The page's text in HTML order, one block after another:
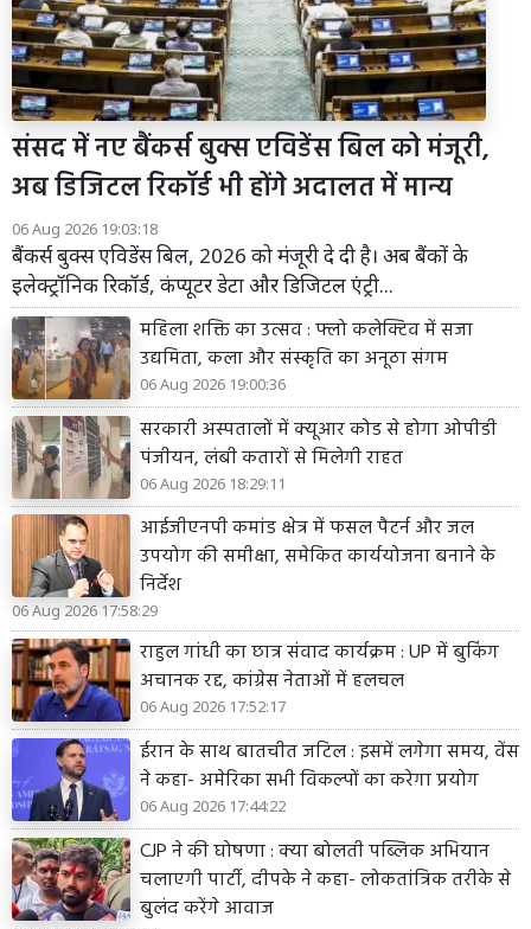
संसद में नए बैंकर्स बुक्स एविडेंस बिल को मंजूरी,
अब डिजिटल रिकॉर्ड भी होंगे अदालत में मान्य
06 Aug 2026 19:03:18
बैंकर्स बुक्स एविडेंस बिल, 2026 को मंजूरी दे दी है। अब बैंकों के
इलेक्ट्रॉनिक रिकॉर्ड, कंप्यूटर डेटा और डिजिटल एंट्री...
महिला शक्ति का उत्सव : फ्लो कलेक्टिव में सजा
उद्यमिता, कला और संस्कृति का अनूठा संगम
06 Aug 2026 19:00:36
सरकारी अस्पतालों में क्यूआर कोड से होगा ओपीडी
पंजीयन, लंबी कतारों से मिलेगी राहत
06 Aug 2026 18:29:11
आईजीएनपी कमांड क्षेत्र में फसल पैटर्न और जल
उपयोग की समीक्षा, समेकित कार्ययोजना बनाने के
निर्देश
06 Aug 2026 17:58:29
राहुल गांधी का छात्र संवाद कार्यक्रम : UP में बुकिंग
अचानक रद्द, कांग्रेस नेताओं में हलचल
06 Aug 2026 17:52:17
ईरान के साथ बातचीत जटिल : इसमें लगेगा समय, वेंस
ने कहा- अमेरिका सभी विकल्पों का करेगा प्रयोग
06 Aug 2026 17:44:22
CJP ने की घोषणा : क्या बोलती पब्लिक अभियान
चलाएगी पार्टी, दीपके ने कहा- लोकतांत्रिक तरीके से
बुलंद करेंगे आवाज